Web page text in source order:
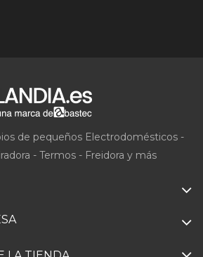
de pequeños Electrodomésticos -
- Termos - Freidora y más